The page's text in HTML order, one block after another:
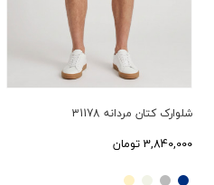
شلوارک کتان مردانه 31178
3,840,000 تومان